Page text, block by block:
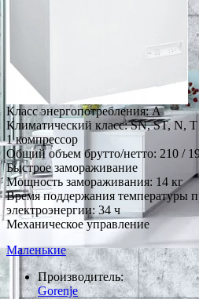
Класс энергопотребления: A
Климатический класс: SN, ST, N, T
1 компрессор
Общий объем брутто/нетто: 210 /
Быстрое замораживание
Мощность замораживания: 14 кг
Время поддержания температуры
электроэнергии: 34 ч
Механическое управление
Маленькие
Производитель:
Gorenje